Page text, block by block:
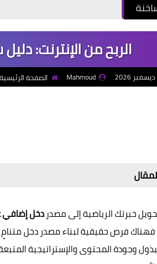
الربح من الإنترنت:
Mahmoud الصفحة
خبرتك الرياضية إلى مصدردخل إضافي
فرص حقيقية لبناء مصدر دخل
وجودة المحتوى والإستراتيجية